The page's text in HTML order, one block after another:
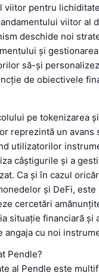
viitor pentru
viitor al
deschide noi
și
să-și
de obiectivele
pe tokenizarea
reprezintă un avans
utilizatorilor
câștigurile și a
Ca și în cazul
și DeFi,
cercetări
situație financiară și
angaja cu noi
Pendle?
al Pendle este